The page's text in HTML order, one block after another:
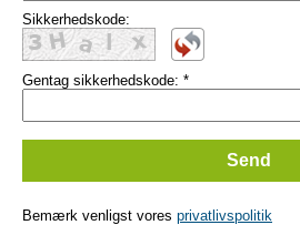
Sikkerhedskode:
Gentag sikkerhedskode: *
Bemærk venligst vores privatlivspolitik